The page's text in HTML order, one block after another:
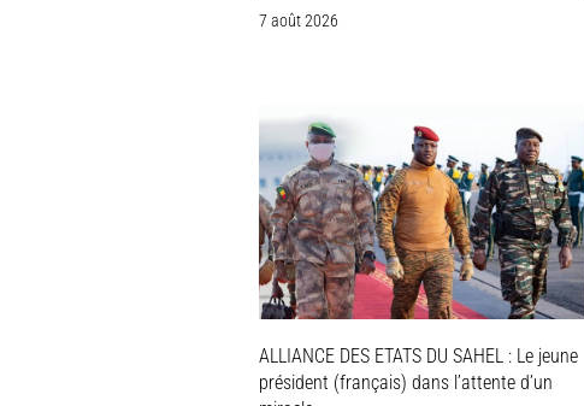
7 août 2026
ALLIANCE DES ETATS DU SAHEL : Le jeune
président (français) dans l’attente d’un